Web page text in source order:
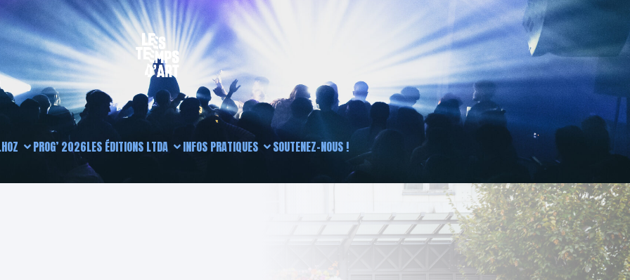
HOZ PROG’ 2026LES ÉDITIONS LTDA INFOS PRATIQUES SOUTENEZ-NOUS !